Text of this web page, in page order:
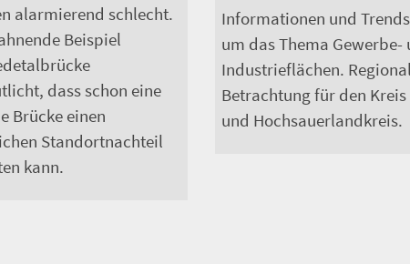
alarmierend schlecht.
Beispiel
dass schon eine
Brücke einen
Standortnachteil
kann.
Informationen und
um das Thema Gewerbe-
Industrieflächen.
Betrachtung für den Kreis
und Hochsauerlandkreis.